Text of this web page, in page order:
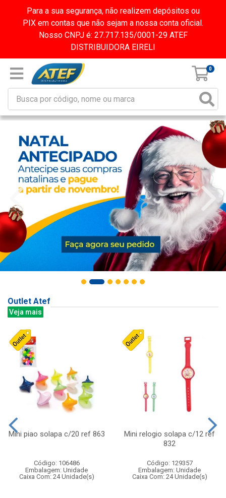
Para a sua segurança, não realizem depósitos ou
PIX em contas que não sejam a nossa conta oficial.
Nosso CNPJ é: 27.717.135/0001-29 ATEF
DISTRIBUIDORA EIRELI
0
Outlet Atef
Veja mais
Mini piao solapa c/20 ref 863
Código: 106486
Embalagem: Unidade
Caixa Com: 24 Unidade(s)
Mini relogio solapa c/12 ref
832
Código: 129357
Embalagem: Unidade
Caixa Com: 24 Unidade(s)